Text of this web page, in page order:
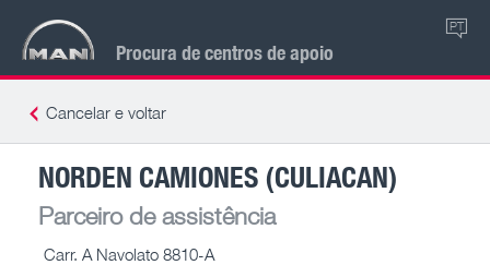
Procura de centros de apoio
PT
Cancelar e voltar
NORDEN CAMIONES (CULIACAN)
Parceiro de assistência
Carr. A Navolato 8810-A